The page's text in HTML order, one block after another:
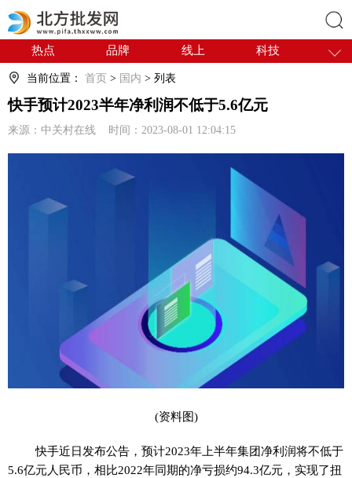
搜索
热点 品牌 线上
科技
干货
电商
会展
国内
当前位置： 首页 > 国内 > 列表
快手预计2023半年净利润不低于5.6亿元
来源：中关村在线 时间：2023-08-01 12:04:15
(资料图)
快手近日发布公告，预计2023年上半年集团净利润将不低于
5.6亿元人民币，相比2022年同期的净亏损约94.3亿元，实现了扭